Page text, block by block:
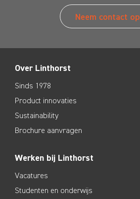
Neem contact op
Over Linthorst
Sinds 1978
Product innovaties
Sustainability
Brochure aanvragen
Werken bij Linthorst
Vacatures
Studenten en onderwijs